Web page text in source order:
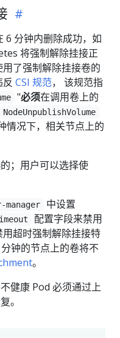
6 分钟内删除成功，如
将强制解除挂接正
了强制解除挂接卷的
CSI 规范， 该规范指
"必须在调用卷上的
NodeUnpublishVolume
情况下，相关节点上的
；用户可以选择使
中设置
配置字段来禁用
超时强制解除挂接特
钟的节点上的卷将不
。
健康 Pod 必须通过上
。